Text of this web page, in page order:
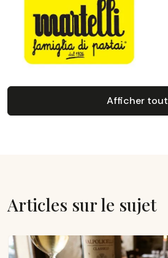
Afficher tout
Articles sur le sujet